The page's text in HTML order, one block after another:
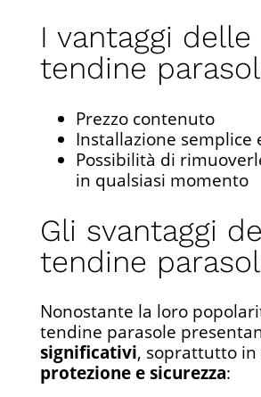
I vantaggi delle
tendine
Prezzo contenuto
Installazione semplice
Possibilità di
in qualsiasi momento
Gli svantaggi
tendine
Nonostante la loro
tendine parasole
significativi, soprattutto
protezione e sicurezza: